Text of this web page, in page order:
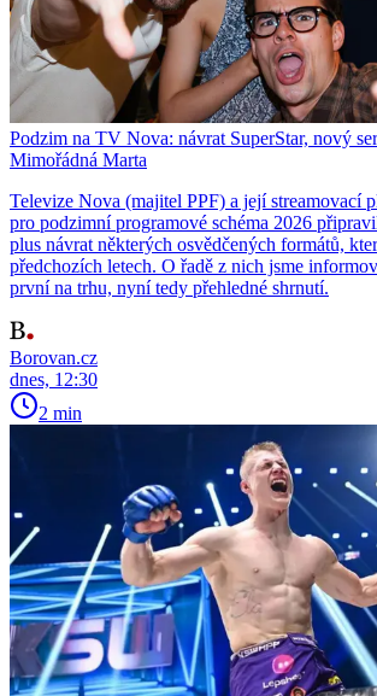
Podzim na TV Nova: návrat SuperStar, nový
Mimořádná Marta
Televize Nova (majitel PPF) a její streamovací
pro podzimní programové schéma 2026
plus návrat některých osvědčených formátů,
předchozích letech. O řadě z nich jsme
první na trhu, nyní tedy přehledné shrnutí.
Borovan.cz
dnes, 12:30
2 min